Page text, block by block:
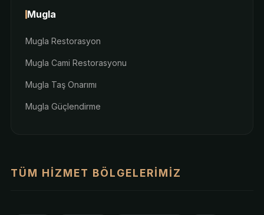
Mugla
Mugla Restorasyon
Mugla Cami Restorasyonu
Mugla Taş Onarımı
Mugla Güçlendirme
TÜM HIZMET BÖLGELERIMIZ